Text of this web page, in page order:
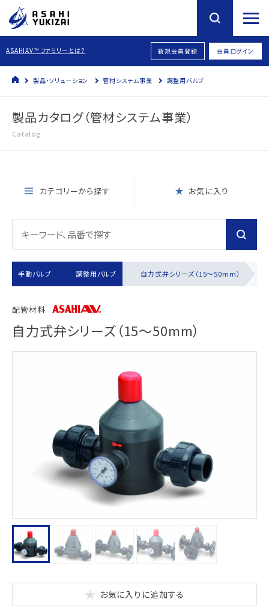
ASAHIAV™ ファミリーとは？ 新規会員登録 会員ログイン
製品・ソリューション 管材システム事業 調整用バルブ
製品カタログ（管材システム事業）
Catalog
カテゴリーから探す お気に入り
手動バルブ 調整用バルブ 自力式弁シリーズ（15～50mm）
配管材料
自力式弁シリーズ（15～50mm）
お気に入りに追加する